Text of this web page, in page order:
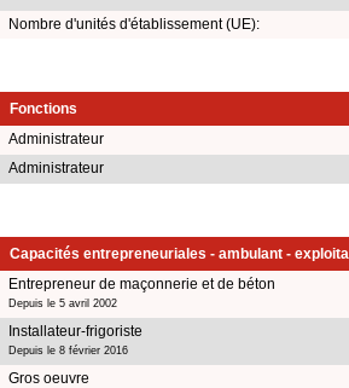
Nombre d'unités d'établissement (UE):
Fonctions
Administrateur
Administrateur
Capacités entrepreneuriales - ambulant -
Entrepreneur de maçonnerie et de béton
Depuis le 5 avril 2002
Installateur-frigoriste
Depuis le 8 février 2016
Gros oeuvre